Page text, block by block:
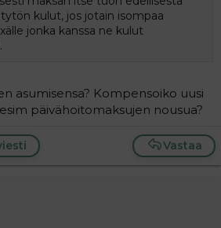
kulut, jos jotain isompaa
jonka kanssa ne kulut
asumisensa? Kompensoiko uusi
päivähoitomaksujen nousua?
Vastaa